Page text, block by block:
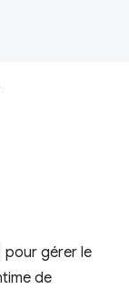
pour gérer le
de